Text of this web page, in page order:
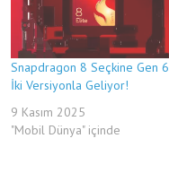
Snapdragon 8 Seçkine Gen 6
İki Versiyonla Geliyor!
9 Kasım 2025
"Mobil Dünya" içinde